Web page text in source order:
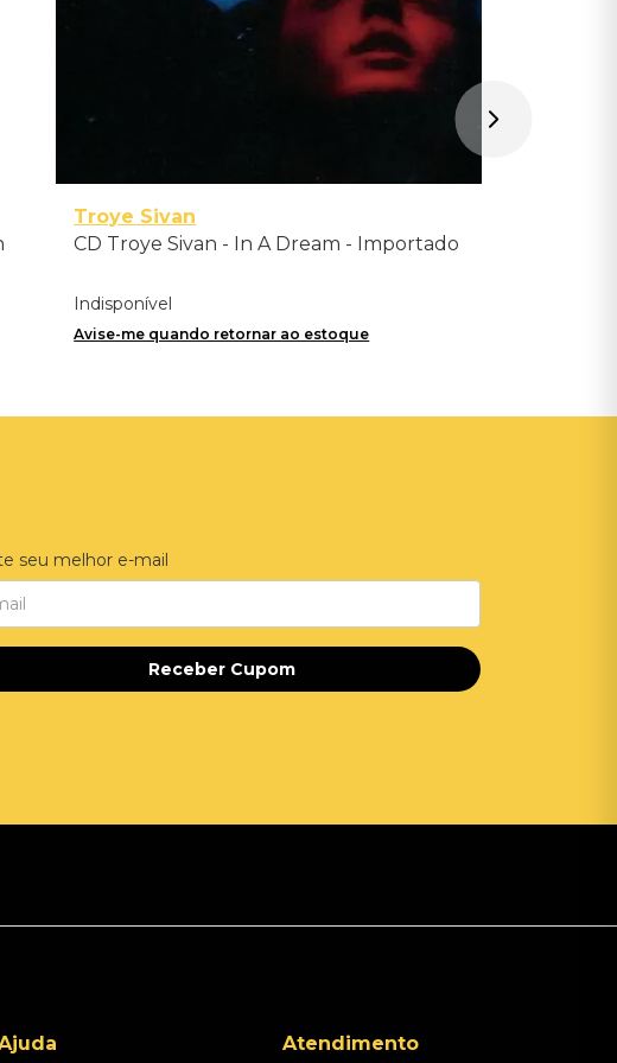
Troye Sivan
CD Troye Sivan - In A Dream - Importado
Indisponível
Avise-me quando retornar ao estoque
seu melhor e-mail
Receber Cupom
Atendimento